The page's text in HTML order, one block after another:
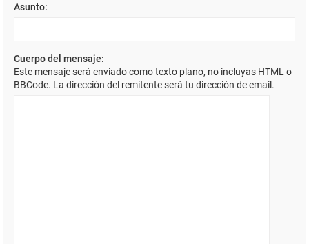
Asunto:
Cuerpo del mensaje:
Este mensaje será enviado como texto plano, no incluyas HTML o
BBCode. La dirección del remitente será tu dirección de email.